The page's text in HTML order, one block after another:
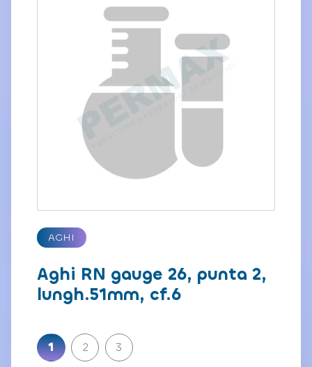
AGHI
Aghi RN gauge 26, punta 2,
lungh.51mm, cf.6
Paginazione
1 2 3